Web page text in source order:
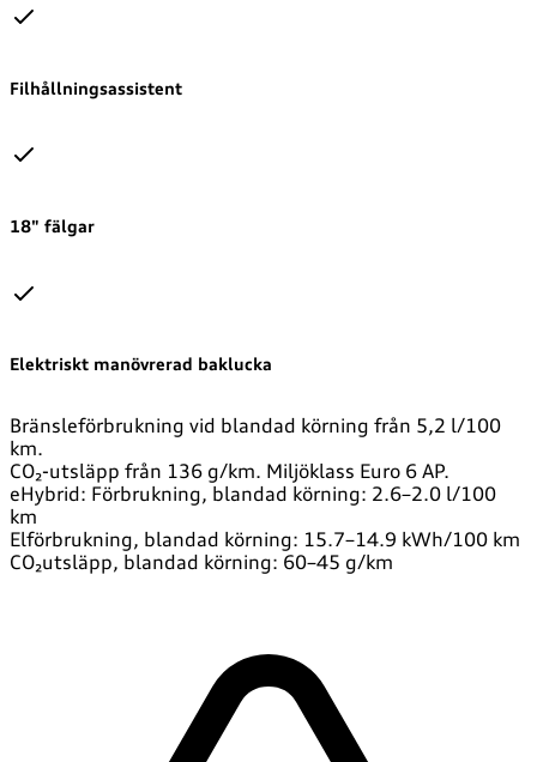
Filhållningsassistent
18" fälgar
Elektriskt manövrerad baklucka
Bränsleförbrukning vid blandad körning från 5,2 l/100
km.
CO₂-utsläpp från 136 g/km. Miljöklass Euro 6 AP.
eHybrid: Förbrukning, blandad körning: 2.6–2.0 l/100
km
Elförbrukning, blandad körning: 15.7–14.9 kWh/100 km
CO₂utsläpp, blandad körning: 60–45 g/km